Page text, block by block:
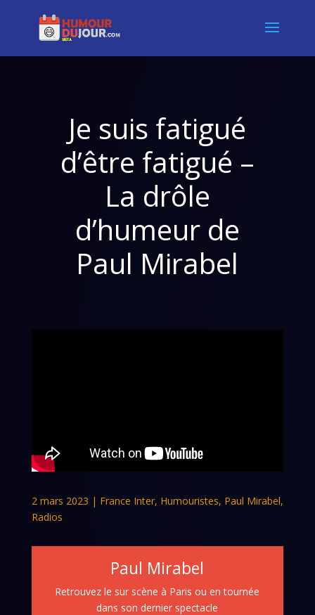
Je suis fatigué
d’être fatigué –
La drôle
d’humeur de
Paul Mirabel
2 mars 2023 | France Inter, Humouristes, Paul Mirabel,
Radios
Paul Mirabel
Retrouvez le sur scène à Paris ou en tournée
dans son dernier spectacle